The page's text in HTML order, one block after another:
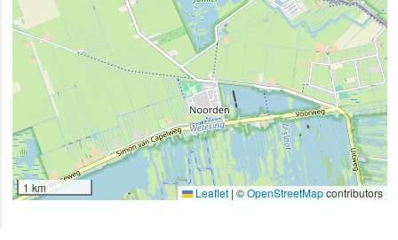
1 km Leaflet | ©OpenStreetMapcontributors